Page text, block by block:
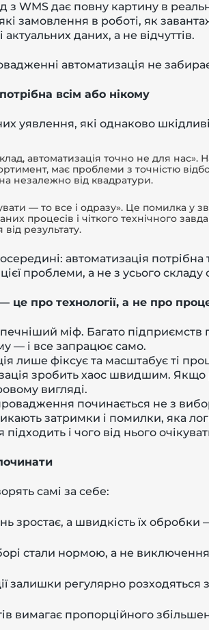
з WMS дає повну картину в
замовлення в роботі, як
даних, а не відчуттів.
автоматизація не
всім або нікому
уявлення, які однаково
автоматизація точно не для
має проблеми з точністю
незалежно від квадратури.
— то все і одразу». Це помилка у
процесів і чіткого технічного
результату.
автоматизація
проблеми, а не з усього складу
це про технології, а не про
міф. Багато підприємств
— і все запрацює само.
лише фіксує та масштабує ті
зробить хаос швидшим.
вигляді.
починається не з
затримки і помилки, яка
і чого від нього
самі за себе:
зростає, а швидкість їх обробки
стали нормою, а не
залишки регулярно розходяться
вимагає пропорційного